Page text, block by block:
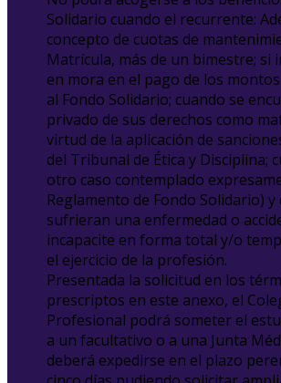
Solidario cuando el recurrente:
concepto de cuotas de
Matrícula, más de un bimestre; si
en mora en el pago de los
al Fondo Solidario; cuando se
privado de sus derechos como
virtud de la aplicación de
del Tribunal de Ética y Disciplina;
otro caso contemplado
Reglamento de Fondo Solidario) y
sufrieran una enfermedad o
incapacite en forma total y/o
el ejercicio de la profesión.
Presentada la solicitud en los
prescriptos en este anexo, el
Profesional podrá someter el
a un facultativo o a una Junta
deberá expedirse en el plazo